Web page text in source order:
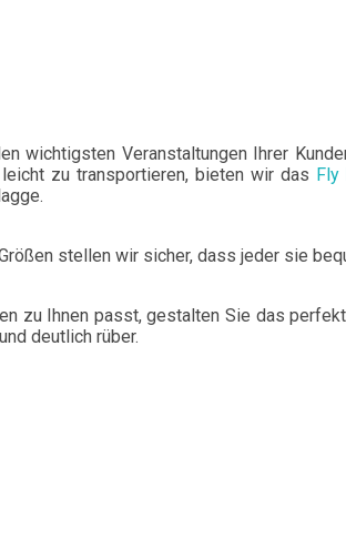
wichtigsten Veranstaltungen Ihrer
zu transportieren, bieten wir das Fly
stellen wir sicher, dass jeder sie
zu Ihnen passt, gestalten Sie das
deutlich rüber.